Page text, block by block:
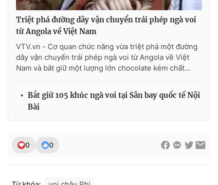
Video Shorts video
VTV Money
VTV Sức khoẻ Bất động sản
Thị trường 24h Tấm lòng Việt
VTV9
Liên hệ tòa soạn
Triệt phá đường dây vận chuyển trái phép ngà voi
từ Angola về Việt Nam
VTV.vn - Cơ quan chức năng vừa triệt phá một đường
dây vận chuyển trái phép ngà voi từ Angola về Việt
Nam và bắt giữ một lượng lớn chocolate kém chất...
Bắt giữ 105 khúc ngà voi tại Sân bay quốc tế Nội
Bài
0 0